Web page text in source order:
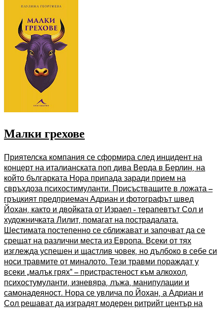
Малки грехове
Приятелска компания се сформира след инцидент на
концерт на италианската поп дива Верда в Берлин, на
който българката Нора припада заради прием на
свръхдоза психостимуланти. Присъстващите в ложата –
гръцкият предприемач Адриан и фотографът швед
Йохан, както и двойката от Израел - терапевтът Сол и
художничката Лилит, помагат на пострадалата.
Шестимата постепенно се сближават и започват да се
срещат на различни места из Европа. Всеки от тях
изглежда успешен и щастлив човек, но дълбоко в себе си
носи травмите от миналото. Тези травми пораждат у
всеки „малък грях“ – пристрастеност към алкохол,
психостумуланти, изневяра, лъжа, манипулации и
самонадеяност. Нора се увлича по Йохан, а Адриан и
Сол решават да изградят модерен ритрийт център на